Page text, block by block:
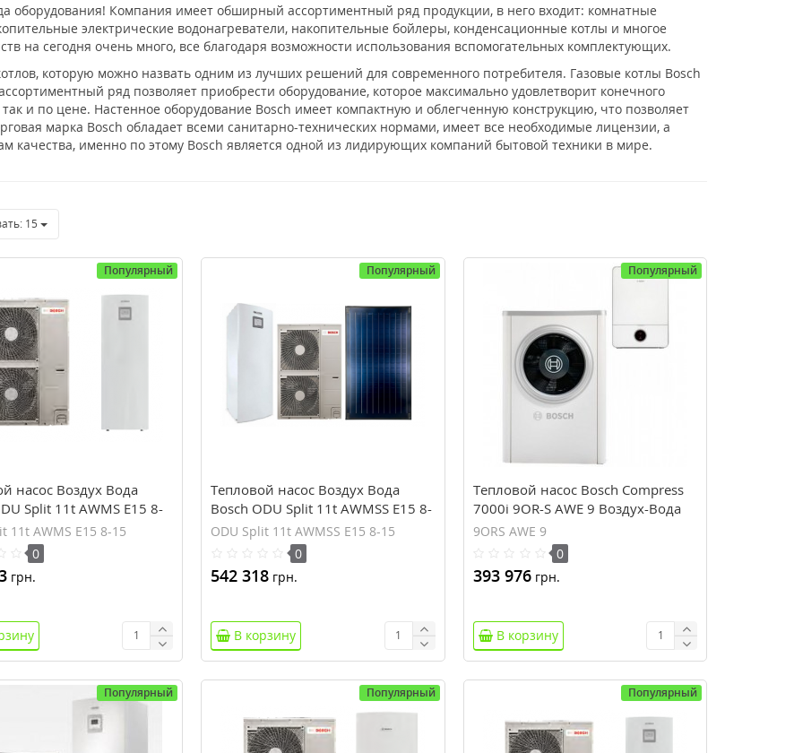
оборудования! Компания имеет обширный ассортиментный ряд продукции, в него входит: комнатные
электрические водонагреватели, накопительные бойлеры, конденсационные котлы и многое
на сегодня очень много, все благодаря возможности использования вспомогательных комплектующих.
которую можно назвать одним из лучших решений для современного потребителя. Газовые котлы Bosch
ряд позволяет приобрести оборудование, которое максимально удовлетворит конечного
и по цене. Настенное оборудование Bosch имеет компактную и облегченную конструкцию, что позволяет
марка Bosch обладает всеми санитарно-технических нормами, имеет все необходимые лицензии, а
качества, именно по этому Bosch является одной из лидирующих компаний бытовой техники в мире.
15
Популярный
насос Воздух Вода
Split 11t AWMS E15 8-
11t AWMS E15 8-15
0
грн.
Популярный
Тепловой насос Воздух Вода
Bosch ODU Split 11t AWMSS E15 8-
15
ODU Split 11t AWMSS E15 8-15
0
542 318 грн.
В корзину
Популярный
Тепловой насос Bosch Compress
7000i 9OR-S AWE 9 Воздух-Вода
9ORS AWE 9
0
393 976грн.
В корзину
Популярный Популярный Популярный